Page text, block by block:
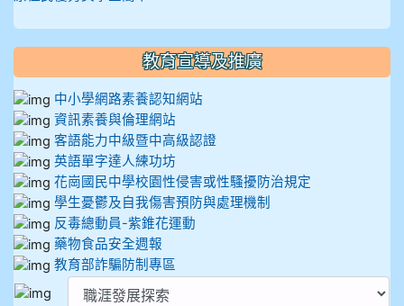
教育宣導及推廣
中小學網路素養認知網站
資訊素養與倫理網站
客語能力中級暨中高級認證
英語單字達人練功坊
花崗國民中學校園性侵害或性騷擾防治規定
學生憂鬱及自我傷害預防與處理機制
反毒總動員-紫錐花運動
藥物食品安全週報
教育部詐騙防制專區